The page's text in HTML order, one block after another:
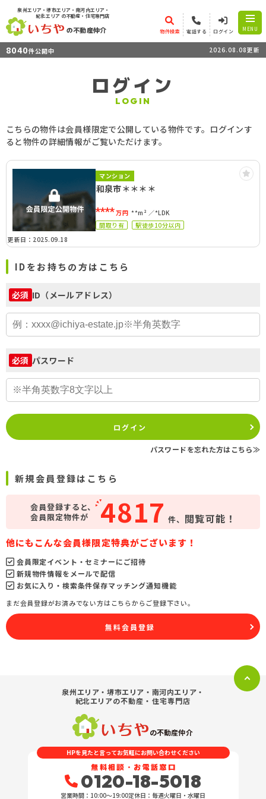
泉州エリア・堺市エリア・南河内エリア・
紀北エリア の不動産・住宅専門店
の不動産仲介 物件検索 電話する ログイン MENU
8040件公開中 2026.08.08更新
ログイン
LOGIN
こちらの物件は会員様限定で公開している物件です。ログインす
ると物件の詳細情報がご覧いただけます。
マンション
和泉市＊＊＊＊
****万円 **m²
*LDK
間取り有
駅徒歩10分以内
更新日：2025.09.18
IDをお持ちの方はこちら
必須 ID（メールアドレス）
必須 パスワード
ログイン
パスワードを忘れた方はこちら≫
新規会員登録はこちら
会員登録すると、
会員限定物件が
4817 件、 閲覧可能！
他にもこんな会員様限定特典がございます！
会員限定イベント・セミナーにご招待
新規物件情報をメールで配信
お気に入り・検索条件保存マッチング通知機能
まだ会員登録がお済みでない方はこちらからご登録下さい。
無料会員登録
泉州エリア・堺市エリア・南河内エリア・
紀北エリアの不動産・住宅専門店
の不動産仲介
HPを見たと言ってお気軽にお問い合わせください
無料相談・お電話窓口
0120-18-5018
営業時間：10:00〜19:00定休日：毎週火曜日・水曜日